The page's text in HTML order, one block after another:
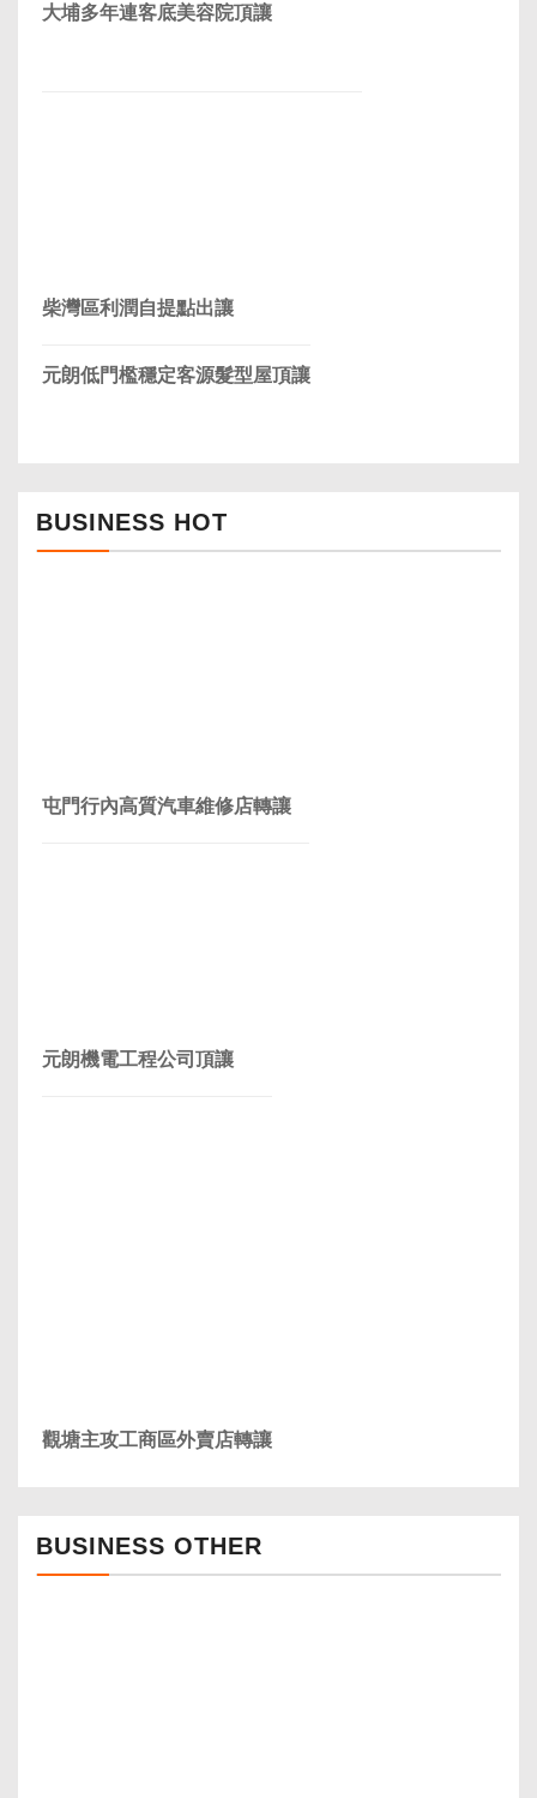
大埔多年連客底美容院頂讓
柴灣區利潤自提點出讓
元朗低門檻穩定客源髮型屋頂讓
BUSINESS HOT
屯門行內高質汽車維修店轉讓
元朗機電工程公司頂讓
觀塘主攻工商區外賣店轉讓
BUSINESS OTHER